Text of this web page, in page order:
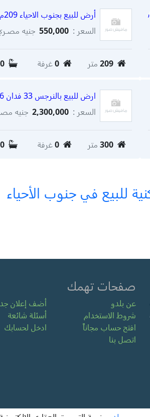
أرض للبيع بجنوب الاحياء 209م علي طريق الواحات
السعر : 550,000 جنيه
209 متر 0غرفة 0
ارض للبيع بالنرجس 33 فدان 6 أكتوبر
السعر : 2,300,000 جنيه
300 متر 0غرفة 0
للبيع في جنوب الأحياء
صفحات تهمك
عن بلدو
أضف إعلان
شروط الاستخدام
أسئلة شائعة
افتح حساب مجاناً
ادخل لحسابك
اتصل بنا